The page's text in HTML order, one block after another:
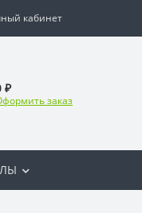
кабинет
₽
заказ